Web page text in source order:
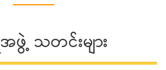
ဖွဲ့ သတင်းများ